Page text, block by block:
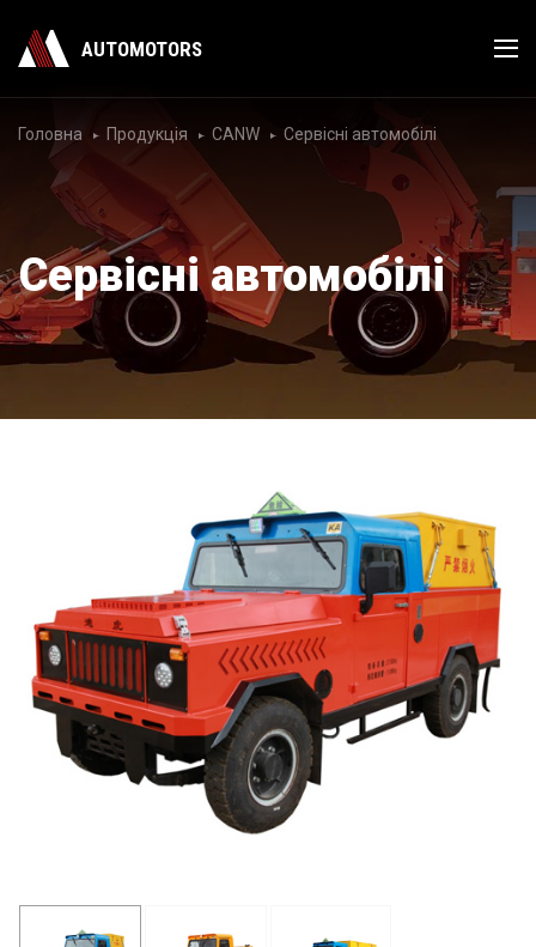
AUTOMOTORS
Головна Продукція CANW Сервісні автомобілі
Сервісні автомобілі